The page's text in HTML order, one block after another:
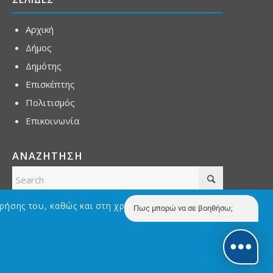
Αρχική
Δήμος
Δημότης
Επισκέπτης
Πολιτισμός
Επικοινωνία
ΑΝΑΖΗΤΗΣΗ
του, καθώς και στη χρήση Cookies με σκοπό την
Πως μπορώ να σε βοηθήσω;